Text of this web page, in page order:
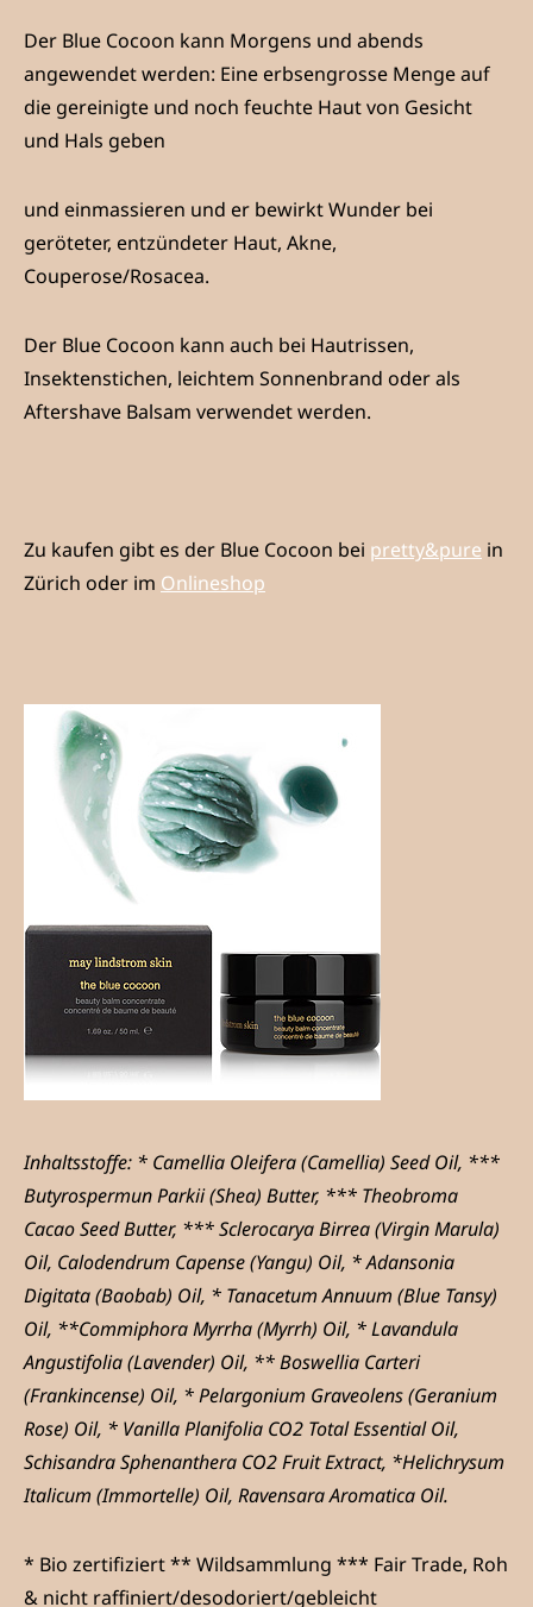
Der Blue Cocoon kann Morgens und abends
angewendet werden: Eine erbsengrosse Menge auf
die gereinigte und noch feuchte Haut von Gesicht
und Hals geben
und einmassieren und er bewirkt Wunder bei
geröteter, entzündeter Haut, Akne,
Couperose/Rosacea.
Der Blue Cocoon kann auch bei Hautrissen,
Insektenstichen, leichtem Sonnenbrand oder als
Aftershave Balsam verwendet werden.
Zu kaufen gibt es der Blue Cocoon bei pretty&pure in
Zürich oder im Onlineshop
Inhaltsstoffe: * Camellia Oleifera (Camellia) Seed Oil, ***
Butyrospermun Parkii (Shea) Butter, *** Theobroma
Cacao Seed Butter, *** Sclerocarya Birrea (Virgin Marula)
Oil, Calodendrum Capense (Yangu) Oil, * Adansonia
Digitata (Baobab) Oil, * Tanacetum Annuum (Blue Tansy)
Oil, **Commiphora Myrrha (Myrrh) Oil, * Lavandula
Angustifolia (Lavender) Oil, ** Boswellia Carteri
(Frankincense) Oil, * Pelargonium Graveolens (Geranium
Rose) Oil, * Vanilla Planifolia CO2 Total Essential Oil,
Schisandra Sphenanthera CO2 Fruit Extract, *Helichrysum
Italicum (Immortelle) Oil, Ravensara Aromatica Oil.
* Bio zertifiziert ** Wildsammlung *** Fair Trade, Roh
& nicht raffiniert/desodoriert/gebleicht